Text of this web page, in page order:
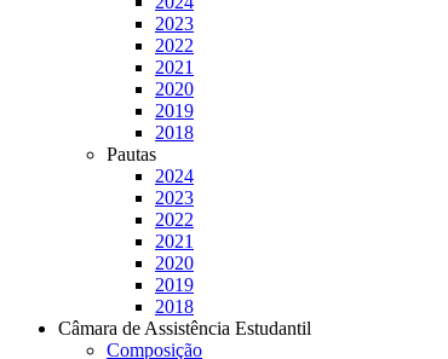
2023
2022
2021
2020
2019
2018
Pautas
2024
2023
2022
2021
2020
2019
2018
Câmara de Assistência Estudantil
Composição